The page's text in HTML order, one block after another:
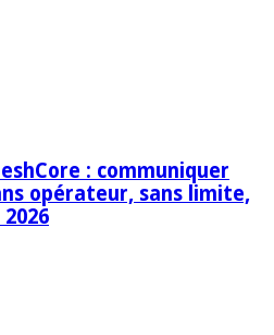
: communiquer
opérateur, sans limite,